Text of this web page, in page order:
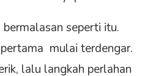
seperti itu.
mulai terdengar.
lalu langkah perlahan